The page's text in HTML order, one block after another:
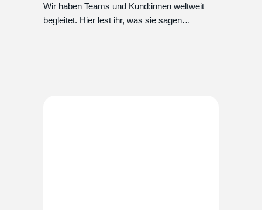
Wir haben Teams und Kund:innen weltweit
begleitet. Hier lest ihr, was sie sagen…